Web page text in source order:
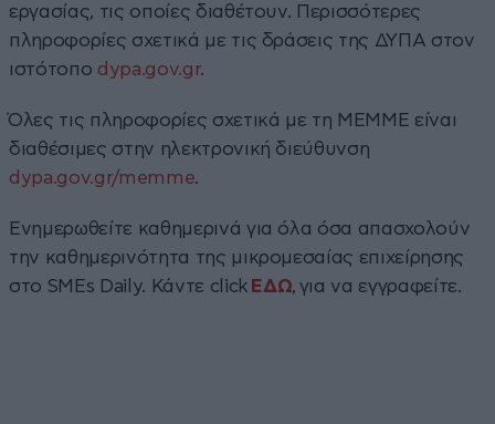
εργασίας, τις οποίες διαθέτουν. Περισσότερες
πληροφορίες σχετικά με τις δράσεις της ΔΥΠΑ στον
ιστότοπο dypa.gov.gr.
Όλες τις πληροφορίες σχετικά με τη ΜΕΜΜΕ είναι
διαθέσιμες στην ηλεκτρονική διεύθυνση
dypa.gov.gr/memme.
Ενημερωθείτε καθημερινά για όλα όσα απασχολούν
την καθημερινότητα της μικρομεσαίας επιχείρησης
στο SMEs Daily. Κάντε click ΕΔΩ, για να εγγραφείτε.